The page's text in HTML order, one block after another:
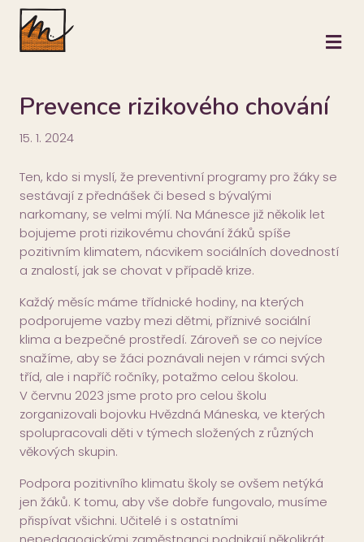
Prevence rizikového chování
15. 1. 2024
Ten, kdo si myslí, že preventivní programy pro žáky se
sestávají z přednášek či besed s bývalými
narkomany, se velmi mýlí. Na Mánesce již několik let
bojujeme proti rizikovému chování žáků spíše
pozitivním klimatem, nácvikem sociálních dovedností
a znalostí, jak se chovat v případě krize.
Každý měsíc máme třídnické hodiny, na kterých
podporujeme vazby mezi dětmi, příznivé sociální
klima a bezpečné prostředí. Zároveň se co nejvíce
snažíme, aby se žáci poznávali nejen v rámci svých
tříd, ale i napříč ročníky, potažmo celou školou.
V červnu 2023 jsme proto pro celou školu
zorganizovali bojovku Hvězdná Máneska, ve kterých
spolupracovali děti v týmech složených z různých
věkových skupin.
Podpora pozitivního klimatu školy se ovšem netýká
jen žáků. K tomu, aby vše dobře fungovalo, musíme
přispívat všichni. Učitelé i s ostatními